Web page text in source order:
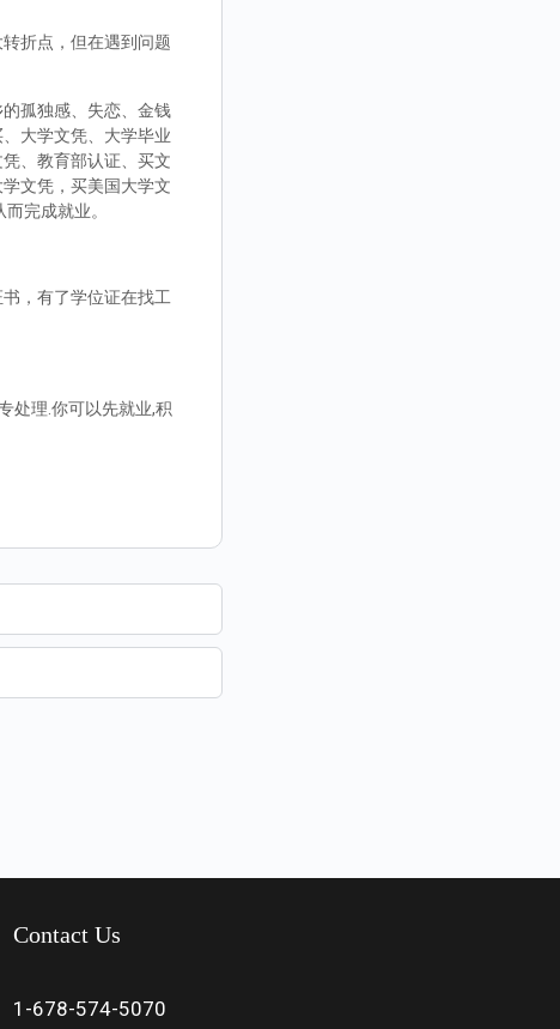
折点，但在遇到问题
孤独感、失恋、金钱
大学文凭、大学毕业
、教育部认证、买文
文凭，买美国大学文
完成就业。
，有了学位证在找工
处理.你可以先就业,积
Contact Us
1-678-574-5070